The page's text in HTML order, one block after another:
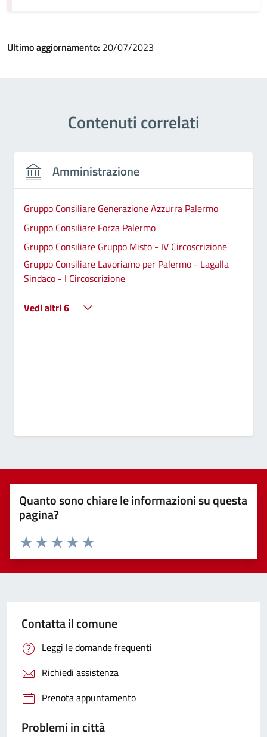
Ultimo aggiornamento: 20/07/2023
Contenuti correlati
Amministrazione
Gruppo Consiliare Generazione Azzurra Palermo
Gruppo Consiliare Forza Palermo
Gruppo Consiliare Gruppo Misto - IV Circoscrizione
Gruppo Consiliare Lavoriamo per Palermo - Lagalla
Sindaco - I Circoscrizione
Vedi altri 6
Quanto sono chiare le informazioni su questa
pagina?
Valuta 5 stelle su 5
Valuta 4 stelle su 5
Valuta 3 stelle su 5
Valuta 2 stelle su 5
Valuta 1 stelle su 5
Contatta il comune
Leggi le domande frequenti
Richiedi assistenza
Prenota appuntamento
Problemi in città